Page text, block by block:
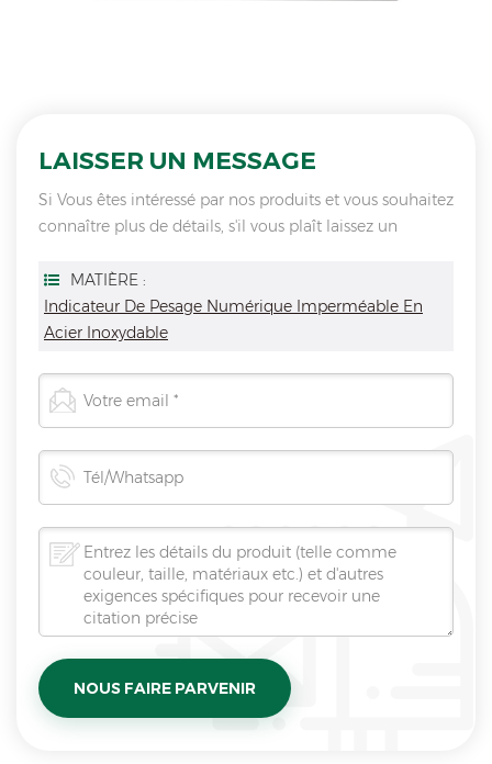
LAISSER UN MESSAGE
Si Vous êtes intéressé par nos produits et vous souhaitez
connaître plus de détails, s'il vous plaît laissez un
MATIÈRE :
Indicateur De Pesage Numérique Imperméable En
Acier Inoxydable